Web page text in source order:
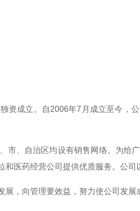
成立。自2006年7月成立至今，
、自治区均设有销售网络。为给
和医药经营公司提供优质服务。
，向管理要效益，努力使公司发